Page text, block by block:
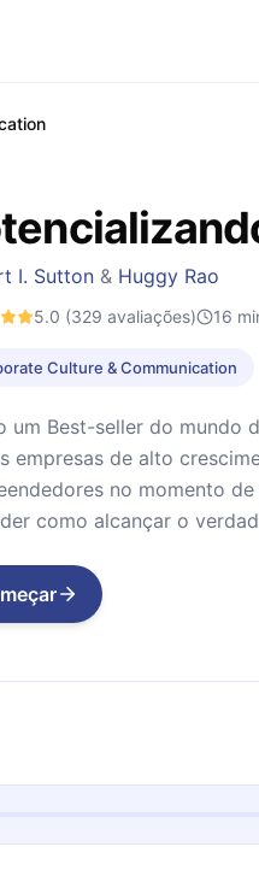
I. Sutton & Huggy Rao
5.0 (329 avaliações) 16
Culture & Communication
um Best-seller do mundo
empresas de alto
no momento
como alcançar o